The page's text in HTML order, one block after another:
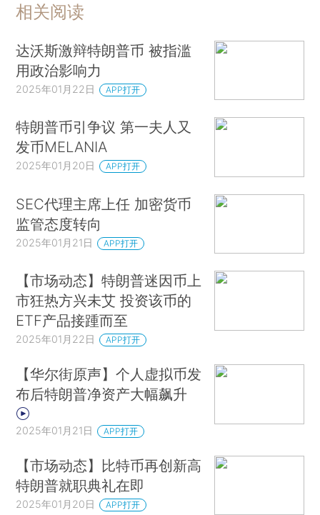
相关阅读
达沃斯激辩特朗普币 被指滥
用政治影响力
2025年01月22日 APP打开
特朗普币引争议 第一夫人又
发币MELANIA
2025年01月20日 APP打开
SEC代理主席上任 加密货币
监管态度转向
2025年01月21日 APP打开
【市场动态】特朗普迷因币上
市狂热方兴未艾 投资该币的
ETF产品接踵而至
2025年01月22日 APP打开
【华尔街原声】个人虚拟币发
布后特朗普净资产大幅飙升
2025年01月21日 APP打开
【市场动态】比特币再创新高
特朗普就职典礼在即
2025年01月20日 APP打开